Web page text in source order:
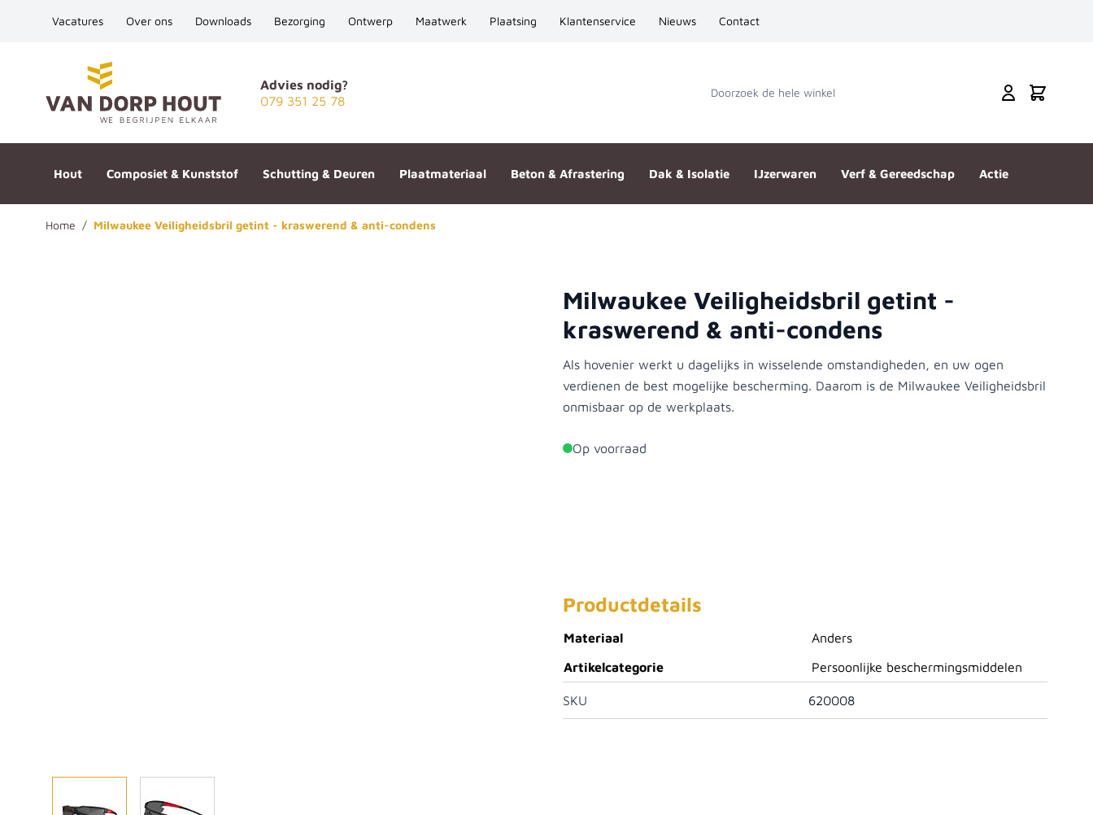
Vacatures Over ons Downloads Bezorging Ontwerp Maatwerk Plaatsing Klantenservice Nieuws Contact
Advies nodig?
079 351 25 78
Doorzoek de hele winkel Cart
Hout Composiet & Kunststof Schutting & Deuren Plaatmateriaal Beton & Afrastering Dak & Isolatie IJzerwaren Verf & Gereedschap Actie
Home / Milwaukee Veiligheidsbril getint - kraswerend & anti-condens
Milwaukee Veiligheidsbril getint - kraswerend & anti-condensMilwaukee Veiligheidsbril getint -
kraswerend & anti-condens
Als hovenier werkt u dagelijks in wisselende omstandigheden, en uw ogen
verdienen de best mogelijke bescherming. Daarom is de Milwaukee Veiligheidsbril
onmisbaar op de werkplaats.
Op voorraad
Productdetails
Materiaal
Anders
Artikelcategorie
Persoonlijke beschermingsmiddelen
SKU 620008